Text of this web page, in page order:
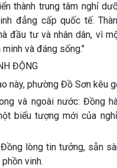
thành trung tâm nghỉ
đẳng cấp quốc tế.
đầu tư và nhân dân, vì
và đáng sống."
ĐỘNG
này, phường Đồ Sơn kêu
và ngoài nước: Đồng
biểu tượng mới của
Đồng lòng tin tưởng, sẵn
vinh.